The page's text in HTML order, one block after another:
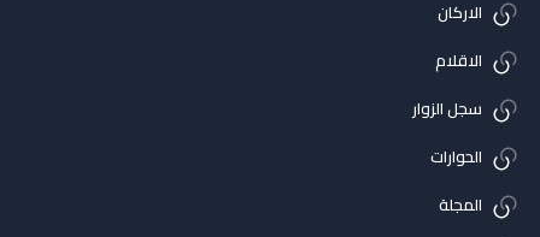
الاركان
الاقلام
سجل الزوار
الحوارات
المجلة